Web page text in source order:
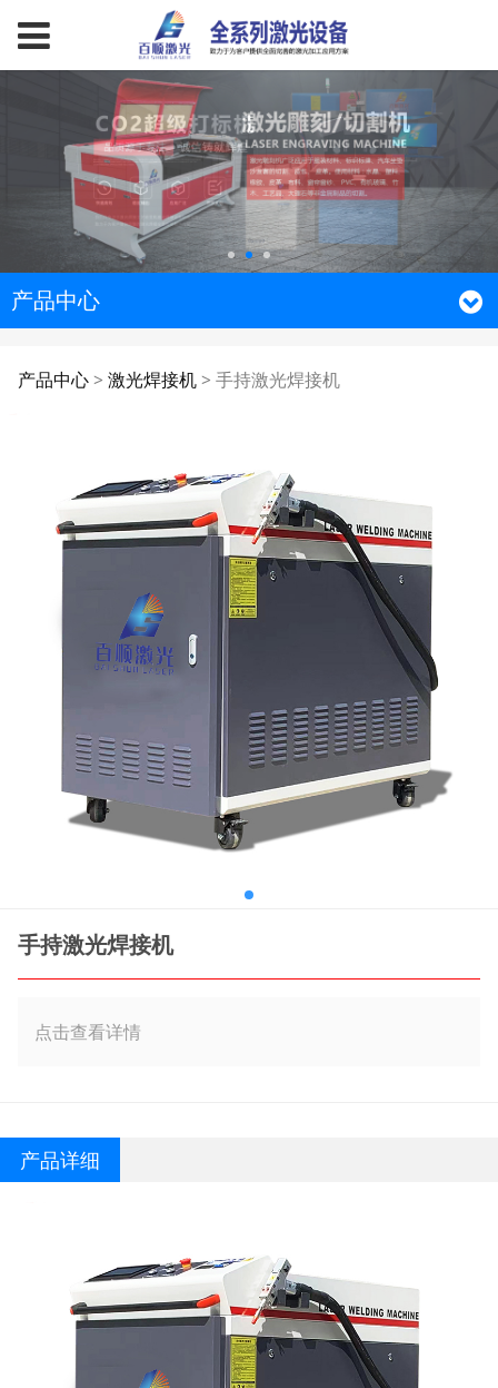
产品中心
手持激光焊接机
产品中心> 激光焊接机> 手持激光焊接机
手持激光焊接机
点击查看详情
产品详细